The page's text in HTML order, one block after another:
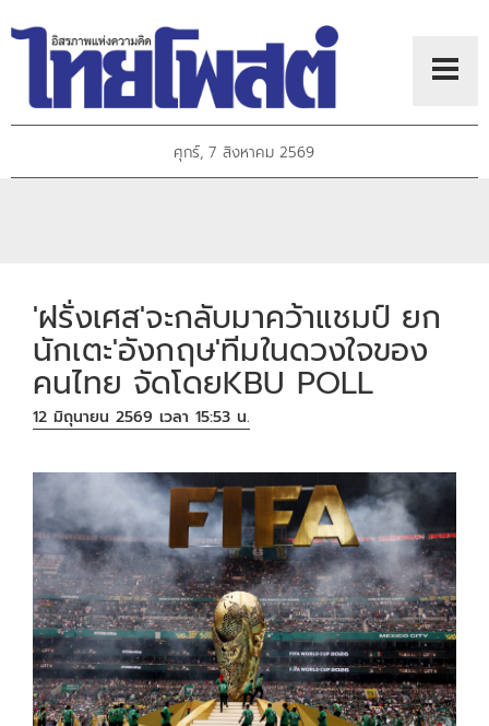
ศุกร์, 7 สิงหาคม 2569
'ฝรั่งเศส'จะกลับมาคว้าแชมป์ ยก
นักเตะ'อังกฤษ'ทีมในดวงใจของ
คนไทย จัดโดยKBU POLL
12 มิถุนายน 2569 เวลา 15:53 น.